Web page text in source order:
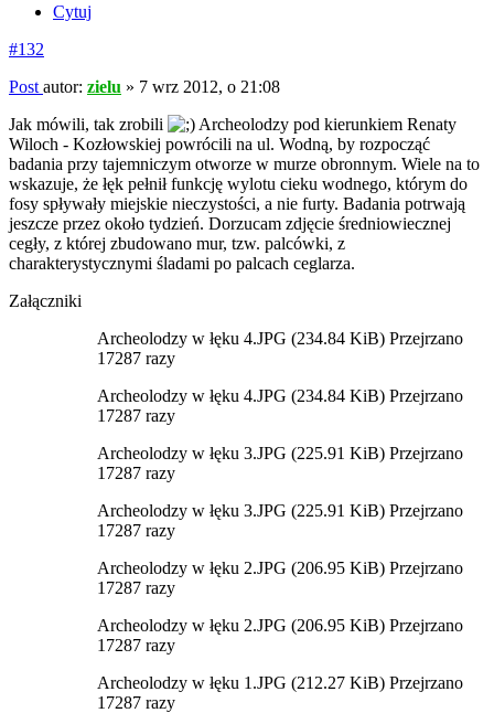
Cytuj
#132
Post autor: zielu » 7 wrz 2012, o 21:08
Jak mówili, tak zrobili
Archeolodzy pod kierunkiem Renaty
Wiloch - Kozłowskiej powrócili na ul. Wodną, by rozpocząć
badania przy tajemniczym otworze w murze obronnym. Wiele na to
wskazuje, że łęk pełnił funkcję wylotu cieku wodnego, którym do
fosy spływały miejskie nieczystości, a nie furty. Badania potrwają
jeszcze przez około tydzień. Dorzucam zdjęcie średniowiecznej
cegły, z której zbudowano mur, tzw. palcówki, z
charakterystycznymi śladami po palcach ceglarza.
Załączniki
Archeolodzy w łęku 4.JPG (234.84 KiB) Przejrzano
17287 razy
Archeolodzy w łęku 4.JPG (234.84 KiB) Przejrzano
17287 razy
Archeolodzy w łęku 3.JPG (225.91 KiB) Przejrzano
17287 razy
Archeolodzy w łęku 3.JPG (225.91 KiB) Przejrzano
17287 razy
Archeolodzy w łęku 2.JPG (206.95 KiB) Przejrzano
17287 razy
Archeolodzy w łęku 2.JPG (206.95 KiB) Przejrzano
17287 razy
Archeolodzy w łęku 1.JPG (212.27 KiB) Przejrzano
17287 razy